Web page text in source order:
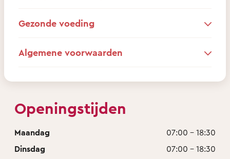
Gezonde voeding
Algemene voorwaarden
Openingstijden
Maandag
07:00 - 18:30
Dinsdag
07:00 - 18:30